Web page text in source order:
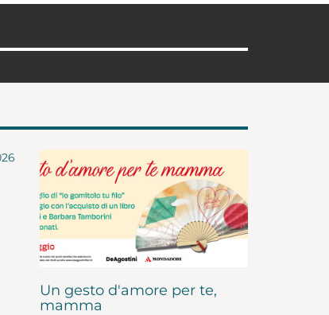
Un gesto d'amore per te,
mamma